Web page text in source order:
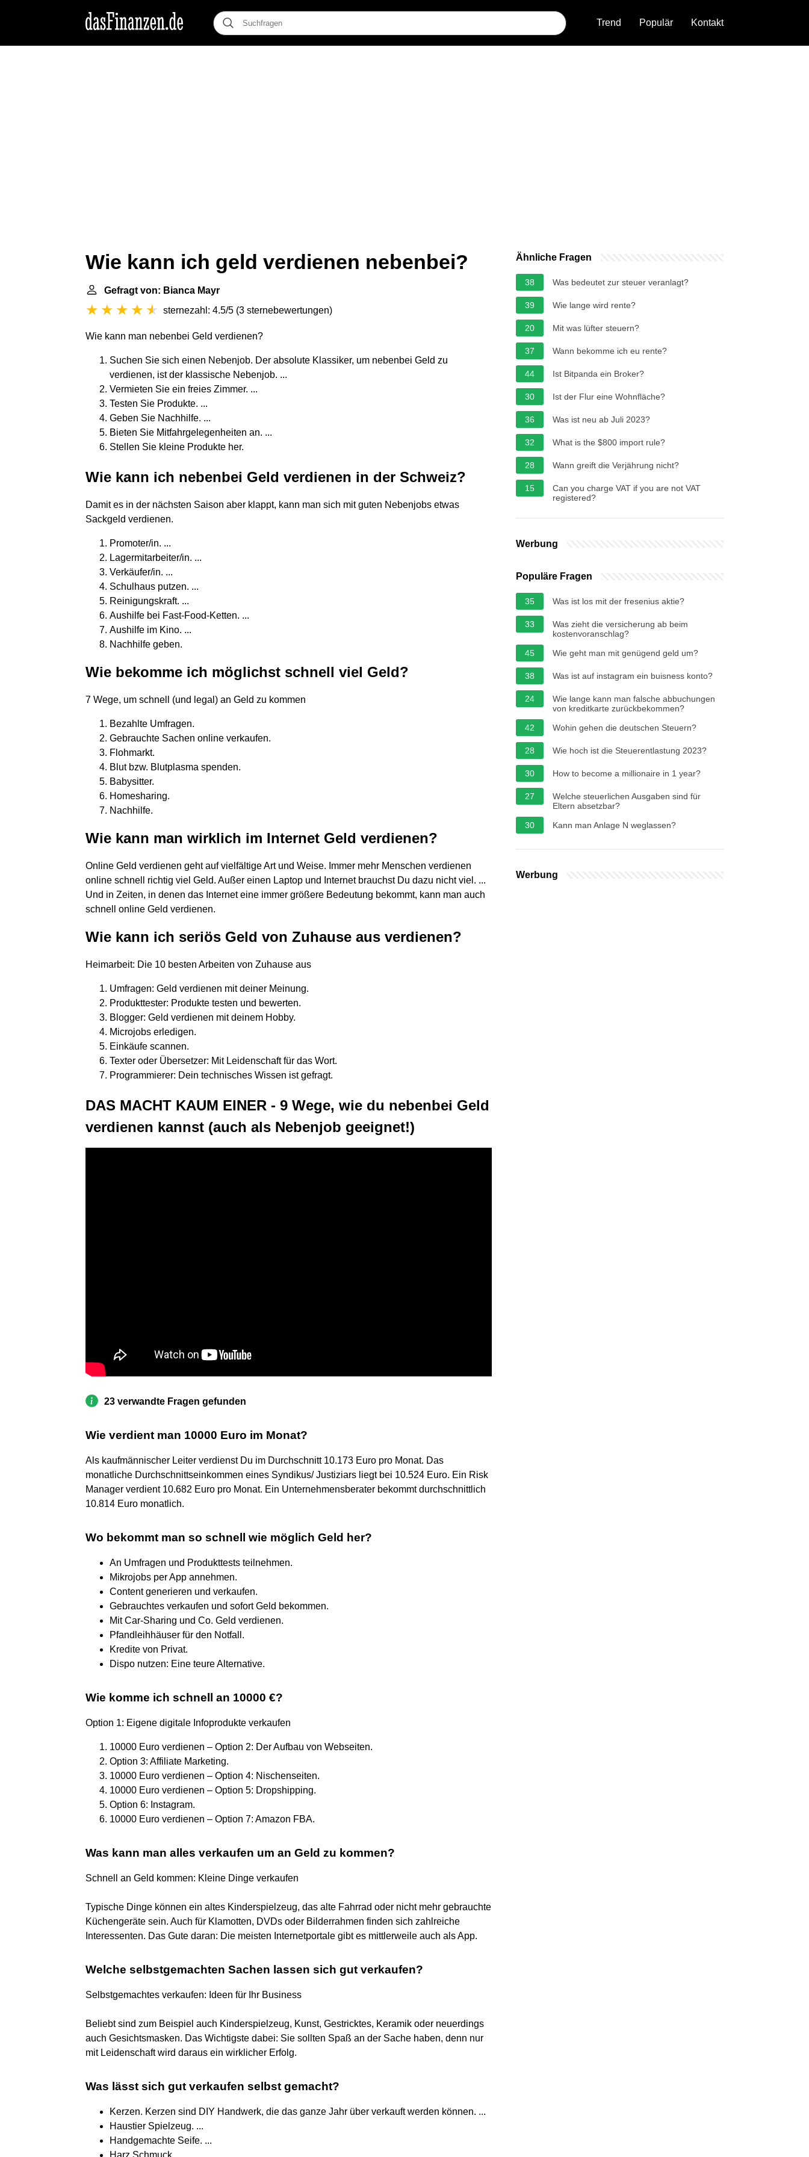
Trend Populär Kontakt
Wie kann ich geld verdienen nebenbei?
Gefragt von: Bianca Mayr
sternezahl: 4.5/5 (3 sternebewertungen)
Wie kann man nebenbei Geld verdienen?
Suchen Sie sich einen Nebenjob. Der absolute Klassiker, um nebenbei Geld zu
verdienen, ist der klassische Nebenjob. ...
Vermieten Sie ein freies Zimmer. ...
Testen Sie Produkte. ...
Geben Sie Nachhilfe. ...
Bieten Sie Mitfahrgelegenheiten an. ...
Stellen Sie kleine Produkte her.
Wie kann ich nebenbei Geld verdienen in der Schweiz?
Damit es in der nächsten Saison aber klappt, kann man sich mit guten Nebenjobs etwas
Sackgeld verdienen.
Promoter/in. ...
Lagermitarbeiter/in. ...
Verkäufer/in. ...
Schulhaus putzen. ...
Reinigungskraft. ...
Aushilfe bei Fast-Food-Ketten. ...
Aushilfe im Kino. ...
Nachhilfe geben.
Wie bekomme ich möglichst schnell viel Geld?
7 Wege, um schnell (und legal) an Geld zu kommen
Bezahlte Umfragen.
Gebrauchte Sachen online verkaufen.
Flohmarkt.
Blut bzw. Blutplasma spenden.
Babysitter.
Homesharing.
Nachhilfe.
Wie kann man wirklich im Internet Geld verdienen?
Online Geld verdienen geht auf vielfältige Art und Weise. Immer mehr Menschen verdienen
online schnell richtig viel Geld. Außer einen Laptop und Internet brauchst Du dazu nicht viel. ...
Und in Zeiten, in denen das Internet eine immer größere Bedeutung bekommt, kann man auch
schnell online Geld verdienen.
Wie kann ich seriös Geld von Zuhause aus verdienen?
Heimarbeit: Die 10 besten Arbeiten von Zuhause aus
Umfragen: Geld verdienen mit deiner Meinung.
Produkttester: Produkte testen und bewerten.
Blogger: Geld verdienen mit deinem Hobby.
Microjobs erledigen.
Einkäufe scannen.
Texter oder Übersetzer: Mit Leidenschaft für das Wort.
Programmierer: Dein technisches Wissen ist gefragt.
DAS MACHT KAUM EINER - 9 Wege, wie du nebenbei Geld
verdienen kannst (auch als Nebenjob geeignet!)
23 verwandte Fragen gefunden
Wie verdient man 10000 Euro im Monat?
Als kaufmännischer Leiter verdienst Du im Durchschnitt 10.173 Euro pro Monat. Das
monatliche Durchschnittseinkommen eines Syndikus/ Justiziars liegt bei 10.524 Euro. Ein Risk
Manager verdient 10.682 Euro pro Monat. Ein Unternehmensberater bekommt durchschnittlich
10.814 Euro monatlich.
Wo bekommt man so schnell wie möglich Geld her?
An Umfragen und Produkttests teilnehmen.
Mikrojobs per App annehmen.
Content generieren und verkaufen.
Gebrauchtes verkaufen und sofort Geld bekommen.
Mit Car-Sharing und Co. Geld verdienen.
Pfandleihhäuser für den Notfall.
Kredite von Privat.
Dispo nutzen: Eine teure Alternative.
Wie komme ich schnell an 10000 €?
Option 1: Eigene digitale Infoprodukte verkaufen
10000 Euro verdienen – Option 2: Der Aufbau von Webseiten.
Option 3: Affiliate Marketing.
10000 Euro verdienen – Option 4: Nischenseiten.
10000 Euro verdienen – Option 5: Dropshipping.
Option 6: Instagram.
10000 Euro verdienen – Option 7: Amazon FBA.
Was kann man alles verkaufen um an Geld zu kommen?
Schnell an Geld kommen: Kleine Dinge verkaufen
Typische Dinge können ein altes Kinderspielzeug, das alte Fahrrad oder nicht mehr gebrauchte
Küchengeräte sein. Auch für Klamotten, DVDs oder Bilderrahmen finden sich zahlreiche
Interessenten. Das Gute daran: Die meisten Internetportale gibt es mittlerweile auch als App.
Welche selbstgemachten Sachen lassen sich gut verkaufen?
Selbstgemachtes verkaufen: Ideen für Ihr Business
Beliebt sind zum Beispiel auch Kinderspielzeug, Kunst, Gestricktes, Keramik oder neuerdings
auch Gesichtsmasken. Das Wichtigste dabei: Sie sollten Spaß an der Sache haben, denn nur
mit Leidenschaft wird daraus ein wirklicher Erfolg.
Was lässt sich gut verkaufen selbst gemacht?
Kerzen. Kerzen sind DIY Handwerk, die das ganze Jahr über verkauft werden können. ...
Haustier Spielzeug. ...
Handgemachte Seife. ...
Harz Schmuck. ...
Ähnliche Fragen
38 Was bedeutet zur steuer veranlagt?
39 Wie lange wird rente?
20 Mit was lüfter steuern?
37 Wann bekomme ich eu rente?
44 Ist Bitpanda ein Broker?
30 Ist der Flur eine Wohnfläche?
36 Was ist neu ab Juli 2023?
32 What is the $800 import rule?
28 Wann greift die Verjährung nicht?
15
Can you charge VAT if you are not VAT
registered?
Werbung
Populäre Fragen
35 Was ist los mit der fresenius aktie?
33
Was zieht die versicherung ab beim
kostenvoranschlag?
45
Wie geht man mit genügend geld um?
38 Was ist auf instagram ein buisness konto?
24
Wie lange kann man falsche abbuchungen
von kreditkarte zurückbekommen?
42
Wohin gehen die deutschen Steuern?
28 Wie hoch ist die Steuerentlastung 2023?
30 How to become a millionaire in 1 year?
27
Welche steuerlichen Ausgaben sind für
Eltern absetzbar?
30
Kann man Anlage N weglassen?
Werbung